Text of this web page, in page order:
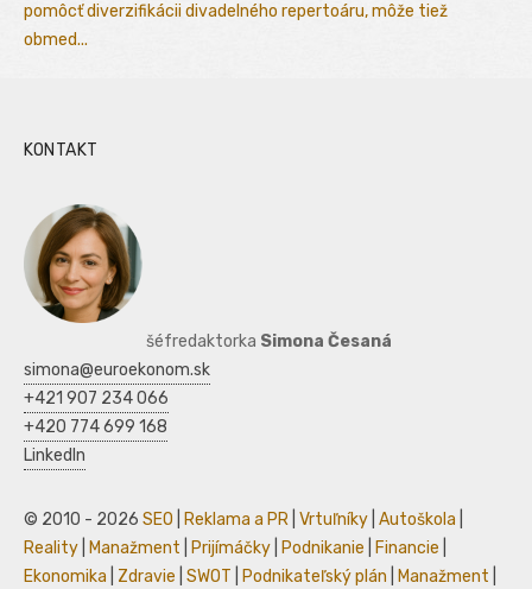
pomôcť diverzifikácii divadelného repertoáru, môže tiež
obmed...
KONTAKT
šéfredaktorka Simona Česaná
simona@euroekonom.sk
+421 907 234 066
+420 774 699 168
LinkedIn
© 2010 - 2026 SEO Reklama a PR Vrtuľníky Autoškola
Reality
Manažment Prijímáčky Podnikanie Financie
Ekonomika
Zdravie SWOT Podnikateľský plán Manažment